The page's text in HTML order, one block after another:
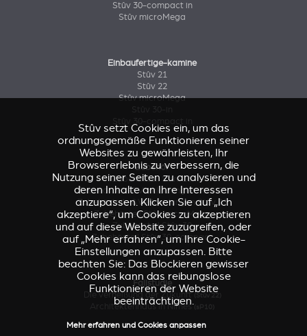
Stûv 30-compact in
Stûv microMega
Einbaufertige-kamine
Stûv 21
Stûv 22
Stûv microMega
Zubehör
Zubehörteil Stûv 16
Zubehörteile & Verkleidungen Stûv 21
Zubehörteile & Verkleidungen Stûv 21
Zubehörteil Stûv microMega
Zubehörteil Stûv 30
Zubehörteil Stûv 30-compact
Fallstudie
Die Verheißung der Zukunft
Architektenhaus in Nîmes
Stûv setzt Cookies ein, um das
ordnungsgemäße Funktionieren seiner
Websites zu gewährleisten, Ihr
Browsererlebnis zu verbessern, die
Nutzung seiner Seiten zu analysieren und
deren Inhalte an Ihre Interessen
anzupassen. Klicken Sie auf „Ich
akzeptiere“, um Cookies zu akzeptieren
und auf diese Website zuzugreifen, oder
auf „Mehr erfahren“, um Ihre Cookie-
Einstellungen anzupassen. Bitte
beachten Sie: Das Blockieren gewisser
Cookies kann das reibungslose
Funktionieren der Website
beeinträchtigen.
Mehr erfahren und Cookies anpassen